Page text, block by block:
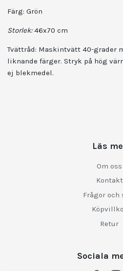
Färg: Grön
Storlek:46x70 cm
Tvättråd: Maskintvätt 40-grader
liknande färger. Stryk på hög
ej blekmedel.
Läs
Om oss
Kontakt
Frågor och
Retur
Sociala